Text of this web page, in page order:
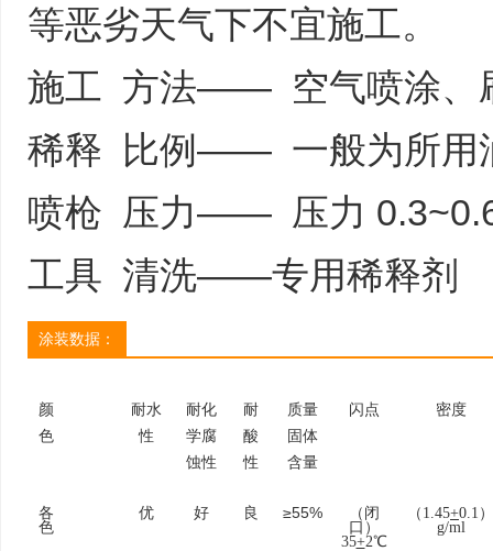
等恶劣天气下不宜施工。
施工 方法—— 空气喷涂、
稀释 比例—— 一般为所用
喷枪 压力—— 压力
工具 清洗——专用稀释剂
涂装数据：
颜
色
耐水
性
耐化
学腐
蚀性
耐
酸
性
质量
固体
含量
闪点 密度
各
色
优 好 良 ≥55%
（闭
口）
35+2℃
（1.45+0.1）
g/ml